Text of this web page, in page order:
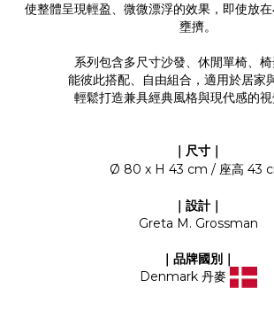
使整體呈現輕盈、微微漂浮的效果，即使放
壅擠。
系列包含多尺寸沙發、休閒單椅、
能彼此搭配、自由組合，適用於居家
輕鬆打造兼具經典風格與現代感的視
｜尺寸 ｜
Ø 80 x H 43 cm / 座高 43
｜設計｜
Greta M. Grossman
｜品牌國別 ｜
Denmark 丹麥